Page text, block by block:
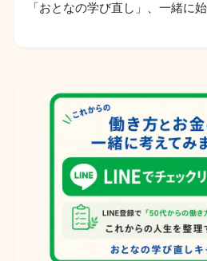
「おとなの学び直し」、一緒に